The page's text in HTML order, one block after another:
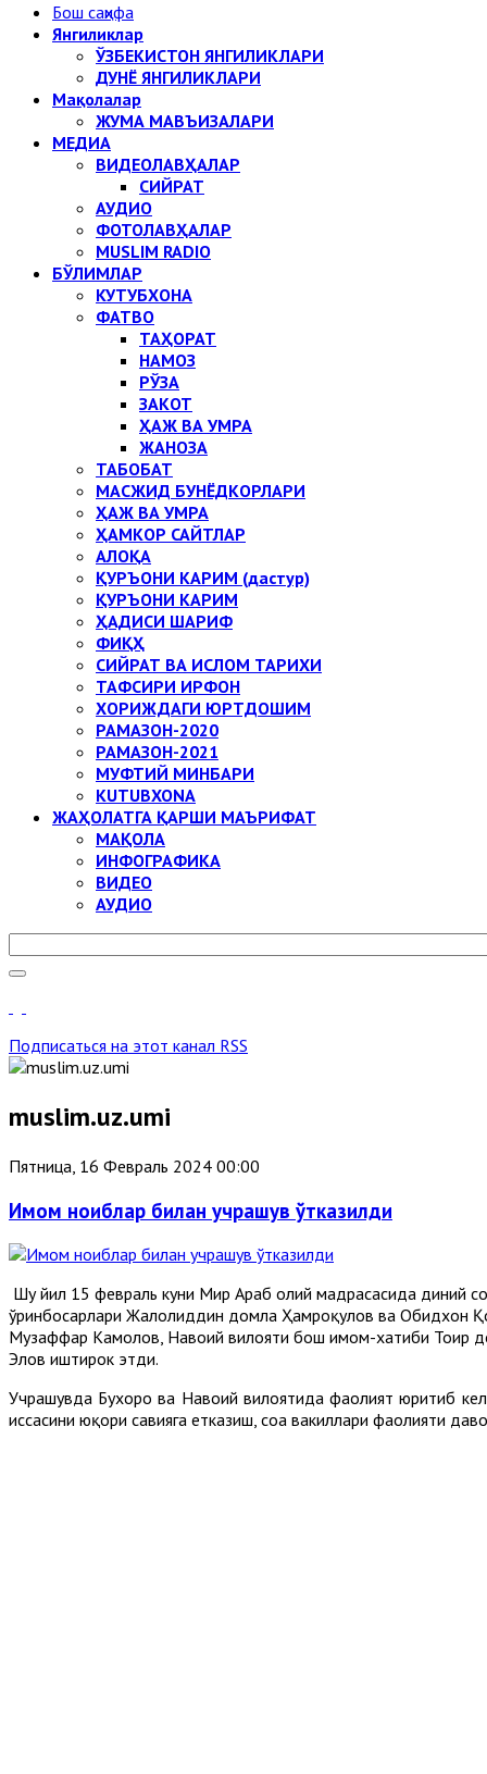
Бош саҳифа
Янгиликлар
ЎЗБЕКИСТОН ЯНГИЛИКЛАРИ
ДУНЁ ЯНГИЛИКЛАРИ
Мақолалар
ЖУМА МАВЪИЗАЛАРИ
МЕДИА
ВИДЕОЛАВҲАЛАР
СИЙРАТ
АУДИО
ФОТОЛАВҲАЛАР
MUSLIM RADIO
БЎЛИМЛАР
КУТУБХОНА
ФАТВО
ТАҲОРАТ
НАМОЗ
РЎЗА
ЗАКОТ
ҲАЖ ВА УМРА
ЖАНОЗА
ТАБОБАТ
МАСЖИД БУНЁДКОРЛАРИ
ҲАЖ ВА УМРА
ҲАМКОР САЙТЛАР
АЛОҚА
ҚУРЪОНИ КАРИМ (дастур)
ҚУРЪОНИ КАРИМ
ҲАДИСИ ШАРИФ
ФИҚҲ
СИЙРАТ ВА ИСЛОМ ТАРИХИ
ТАФСИРИ ИРФОН
ХОРИЖДАГИ ЮРТДОШИМ
РАМАЗОН-2020
РАМАЗОН-2021
МУФТИЙ МИНБАРИ
KUTUBXONA
ЖАҲОЛАТГА ҚАРШИ МАЪРИФАТ
МАҚОЛА
ИНФОГРАФИКА
ВИДЕО
АУДИО
Подписаться на этот канал RSS
muslim.uz.umi
Пятница, 16 Февраль 2024 00:00
Имом ноиблар билан учрашув ўтказилди
Шу йил 15 февраль куни Мир Араб олий мадрасасида диний
ўринбосарлари Жалолиддин домла Ҳамроқулов ва Обидхон
Музаффар Камолов, Навоий вилояти бош имом-хатиби Тоҳир
Элов иштирок этди.
Учрашувда Бухоро ва Навоий вилоятида фаолият юритиб
ҳиссасини юқори савияга етказиш, соҳа вакиллари фаолияти